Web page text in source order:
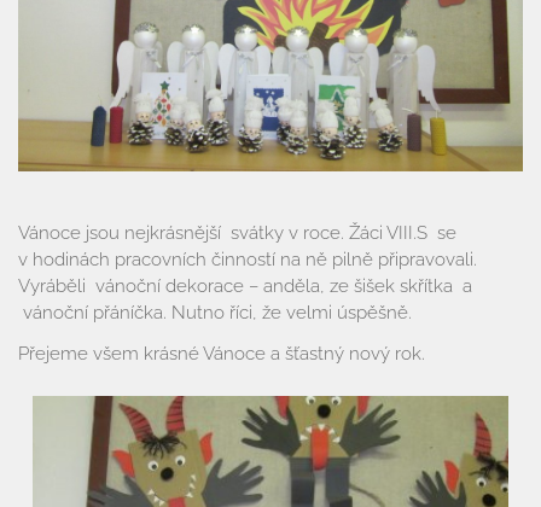
Úvod
Organizace školního roku
Naše škola
Základní škola
ZŠ speciální
ZŠ a MŠ při nemocnici
Školní družina
Vyhledávání na webu
Vánoce jsou nejkrásnější svátky v roce. Žáci VIII.S se
v hodinách pracovních činností na ně pilně připravovali.
Vyráběli vánoční dekorace – anděla, ze šišek skřítka a
vánoční přáníčka. Nutno říci, že velmi úspěšně.
Přejeme všem krásné Vánoce a šťastný nový rok.